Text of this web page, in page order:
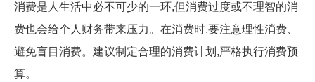
消费是人生活中必不可少的一环,但消费过度或不理智的消
费也会给个人财务带来压力。在消费时,要注意理性消费、
避免盲目消费。建议制定合理的消费计划,严格执行消费预
算。